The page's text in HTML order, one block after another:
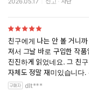
친구에게 나는 안 볼 거니
져서 그날 바로 구입한 작
진진하게 읽었네요. 그 친
자체도 정말 재미있습니다.
dlt***